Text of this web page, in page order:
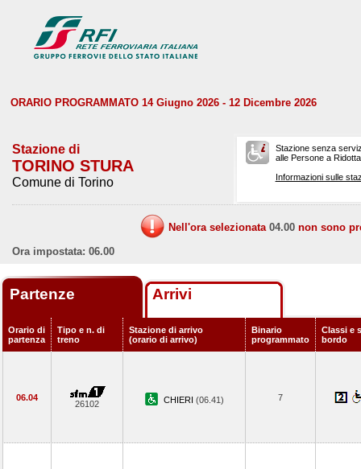
ORARIO PROGRAMMATO 14 Giugno 2026 - 12 Dicembre 2026
Stazione di
TORINO STURA
Comune di Torino
Stazione senza
alle Persone a
Informazioni sulle
Nell'ora selezionata 04.00 non sono
Ora impostata: 06.00
Partenze Arrivi
Orario di
partenza
Tipo e n. di
treno
Stazione di arrivo
(orario di arrivo)
Binario
programmato
Classi e
bordo
06.04
26102 CHIERI (06.41) 7